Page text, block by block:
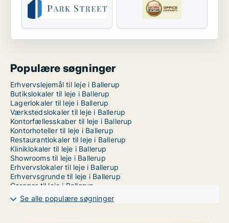
Populære søgninger
Erhvervslejemål til leje i Ballerup
Butikslokaler til leje i Ballerup
Lagerlokaler til leje i Ballerup
Værkstedslokaler til leje i Ballerup
Kontorfællesskaber til leje i Ballerup
Kontorhoteller til leje i Ballerup
Restaurantlokaler til leje i Ballerup
Kliniklokaler til leje i Ballerup
Showrooms til leje i Ballerup
Erhvervslokaler til leje i Ballerup
Erhvervsgrunde til leje i Ballerup
Garager til leje i Ballerup
Kontorlokaler til leje i København
Se alle populære søgninger